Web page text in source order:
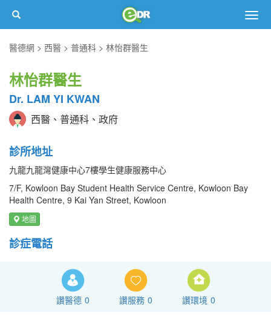
醫德網
西醫 普通科 林怡群醫生
林怡群醫生
Dr. LAM YI KWAN
西醫、普通科、政府
診所地址
九龍九龍灣健康中心7樓學生健康服務中心
7/F, Kowloon Bay Student Health Service Centre, Kowloon Bay
Health Centre, 9 Kai Yan Street, Kowloon
地圖
診症電話
讚醫德 0 讚服務 0 讚環境 0